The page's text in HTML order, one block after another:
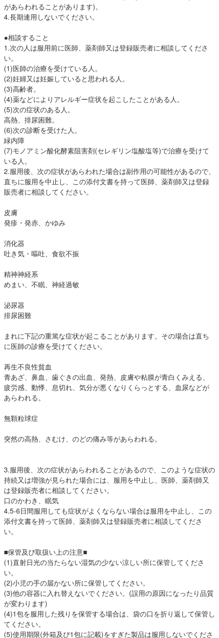
があらわれることがあります)。
4.長期連用しないでください。
●相談すること
1.次の人は服用前に医師、薬剤師又は登録販売者に相談してくださ
い。
(1)医師の治療を受けている人。
(2)妊婦又は妊娠していると思われる人。
(3)高齢者。
(4)薬などによりアレルギー症状を起こしたことがある人。
(5)次の症状のある人。
高熱、排尿困難。
(6)次の診断を受けた人。
緑内障
(7)モノアミン酸化酵素阻害剤(セレギリン塩酸塩等)で治療を受けて
いる人。
2.服用後、次の症状があらわれた場合は副作用の可能性があるので、
直ちに服用を中止し、この添付文書を持って医師、薬剤師又は登録
販売者に相談してください。
皮膚
発疹・発赤、かゆみ
消化器
吐き気・嘔吐、食欲不振
精神神経系
めまい、不眠、神経過敏
泌尿器
排尿困難
まれに下記の重篤な症状が起こることがあります。その場合は直ち
に医師の診療を受けてください。
再生不良性貧血
青あざ、鼻血、歯ぐきの出血、発熱、皮膚や粘膜が青白くみえる、
疲労感、動悸、息切れ、気分が悪くなりくらっとする、血尿などが
あらわれる。
無顆粒球症
突然の高熱、さむけ、のどの痛み等があらわれる。
3.服用後、次の症状があらわれることがあるので、このような症状の
持続又は増強が見られた場合には、服用を中止し、医師、薬剤師又
は登録販売者に相談してください。
口のかわき、眠気
4.5-6日間服用しても症状がよくならない場合は服用を中止し、この
添付文書を持って医師、薬剤師又は登録販売者に相談してくださ
い。
■保管及び取扱い上の注意■
(1)直射日光の当たらない湿気の少ない涼しい所に保管してくださ
い。
(2)小児の手の届かない所に保管してください。
(3)他の容器に入れ替えないでください。(誤用の原因になったり品質
が変わります)
(4)1包を服用した残りを保管する場合は、袋の口を折り返して保管し
てください。
(5)使用期限(外箱及び1包に記載)をすぎた製品は服用しないでくださ